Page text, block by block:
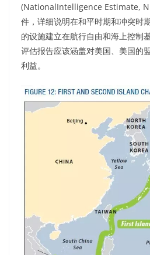
(NationalIntelligence Estimate,
件，详细说明在和平时期和冲突时
的设施建立在航行自由和海上控制
评估报告应该涵盖对美国、美国的
利益。